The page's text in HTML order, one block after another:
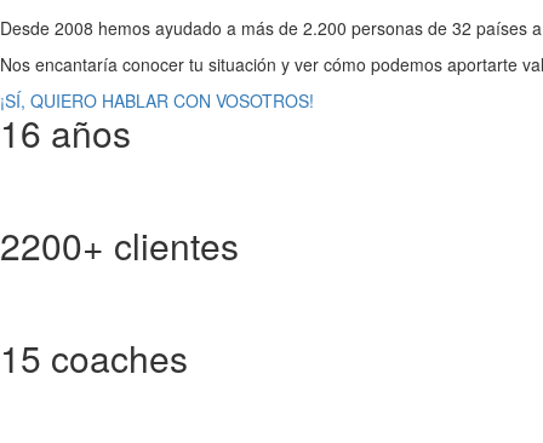
Desde 2008 hemos ayudado a más de 2.200 personas de 32
Nos encantaría conocer tu situación y ver cómo podemos aportarte
¡SÍ, QUIERO HABLAR CON VOSOTROS!
16 años
2200+ clientes
15 coaches